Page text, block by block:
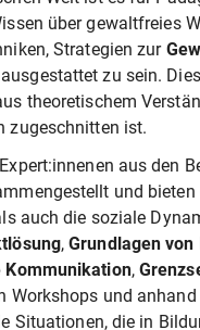
über gewaltfreies
Strategien zur
zu sein.
theoretischem
zugeschnitten ist.
aus den
und
auch die soziale
, Grundlagen
,
Workshops und
Situationen, die in